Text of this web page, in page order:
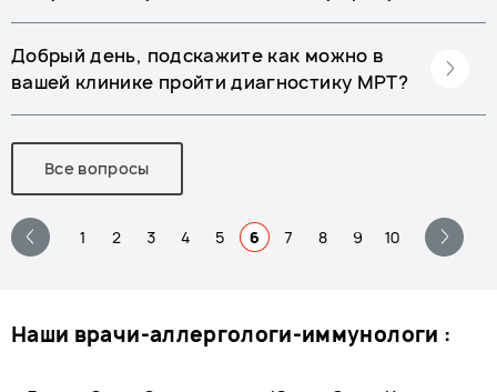
Добрый день, подскажите как можно в
вашей клинике пройти диагностику МРТ?
Все вопросы
1 2 3 4 5 6 7 8 9 10
наши врачи-аллергологи-иммунологи :